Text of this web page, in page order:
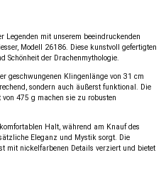
Legenden mit unserem beeindruckenden
Modell 26186. Diese kunstvoll gefertigten
Schönheit der Drachenmythologie.
geschwungenen Klingenlänge von 31 cm
sondern auch äußerst funktional. Die
475 g machen sie zu robusten
Halt, während am Knauf des
Eleganz und Mystik sorgt. Die
mit nickelfarbenen Details verziert und bietet